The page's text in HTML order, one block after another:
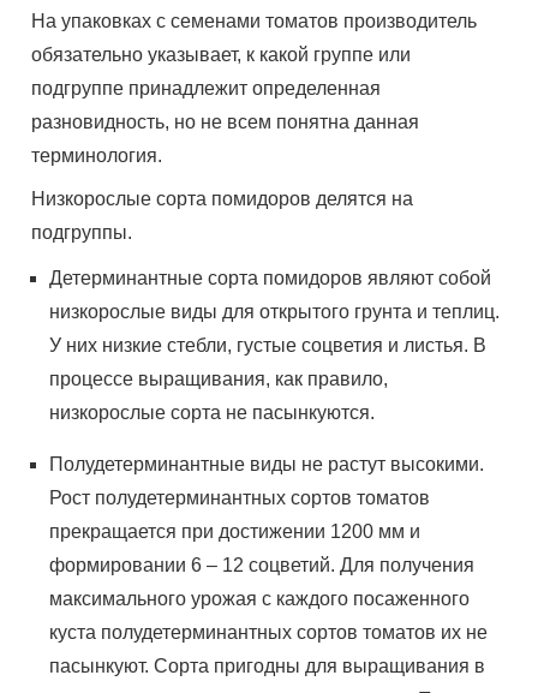
На упаковках с семенами томатов производитель
обязательно указывает, к какой группе или
подгруппе принадлежит определенная
разновидность, но не всем понятна данная
терминология.
Низкорослые сорта помидоров делятся на
подгруппы.
Детерминантные сорта помидоров являют собой
низкорослые виды для открытого грунта и теплиц.
У них низкие стебли, густые соцветия и листья. В
процессе выращивания, как правило,
низкорослые сорта не пасынкуются.
Полудетерминантные виды не растут высокими.
Рост полудетерминантных сортов томатов
прекращается при достижении 1200 мм и
формировании 6 – 12 соцветий. Для получения
максимального урожая с каждого посаженного
куста полудетерминантных сортов томатов их не
пасынкуют. Сорта пригодны для выращивания в